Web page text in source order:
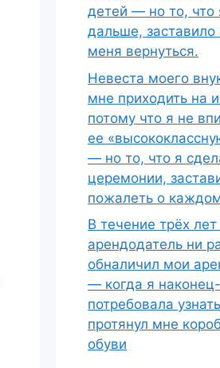
детей — но то, что
дальше, заставило
меня вернуться.
Невеста моего
мне приходить на
потому что я не
ее
— но то, что я
церемонии,
пожалеть о
В течение трёх
арендодатель ни
обналичил мои
— когда я
потребовала
протянул мне
обуви